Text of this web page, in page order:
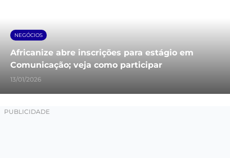
NEGÓCIOS
Africanize abre inscrições para estágio em
Comunicação; veja como participar
13/01/2026